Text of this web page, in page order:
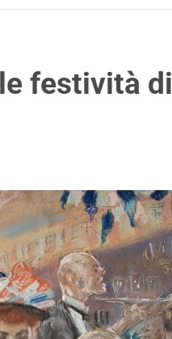
festività di